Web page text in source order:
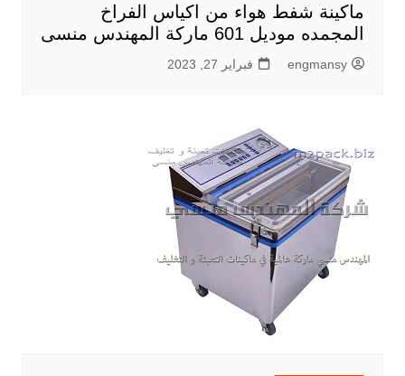
ماكينة شفط هواء من اكياس الفراخ
المجمده موديل 601 ماركة المهندس منسى
engmansy فبراير 27, 2023